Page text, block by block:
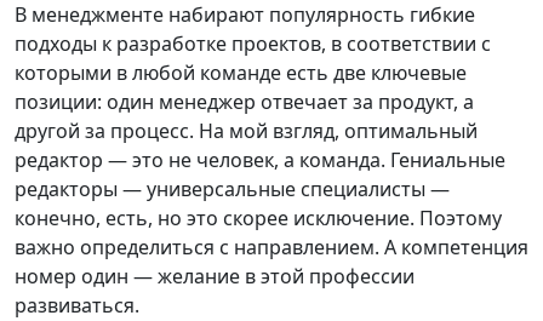
В менеджменте набирают популярность гибкие
подходы к разработке проектов, в соответствии с
которыми в любой команде есть две ключевые
позиции: один менеджер отвечает за продукт, а
другой за процесс. На мой взгляд, оптимальный
редактор — это не человек, а команда. Гениальные
редакторы — универсальные специалисты —
конечно, есть, но это скорее исключение. Поэтому
важно определиться с направлением. А компетенция
номер один — желание в этой профессии
развиваться.